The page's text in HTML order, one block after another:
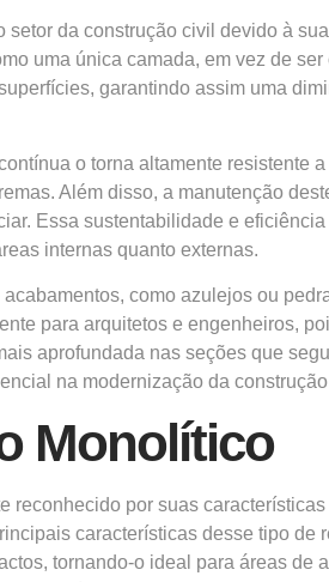
da construção civil devido à
uma única camada, em vez de
garantindo assim uma
o torna altamente resistente
Além disso, a manutenção
Essa sustentabilidade e
internas quanto externas.
como azulejos ou
para arquitetos e engenheiros,
aprofundada nas seções que
na modernização da
Monolítico
reconhecido por suas
características desse tipo de
tornando-o ideal para áreas